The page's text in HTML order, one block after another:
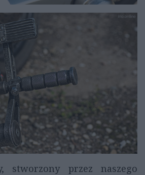
stworzony przez naszego